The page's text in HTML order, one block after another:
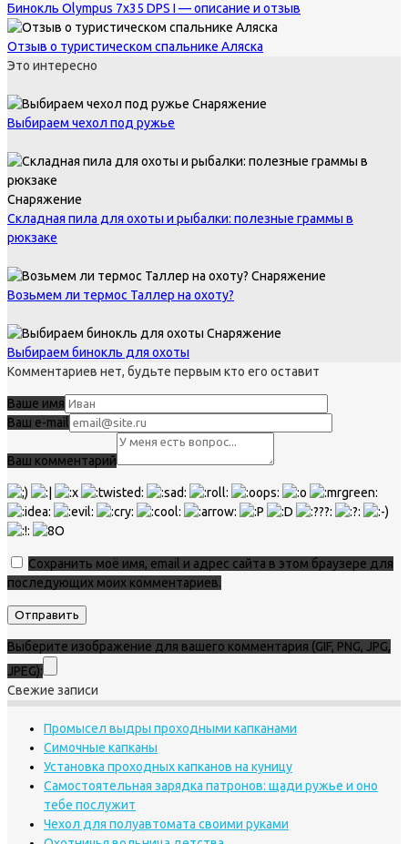
Бинокль Olympus 7х35 DPS I — описание и отзыв
Отзыв о туристическом спальнике Аляска
Это интересно
Снаряжение
Выбираем чехол под ружье
Снаряжение
Складная пила для охоты и рыбалки: полезные граммы в
рюкзаке
Снаряжение
Возьмем ли термос Таллер на охоту?
Снаряжение
Выбираем бинокль для охоты
Комментариев нет, будьте первым кто его оставит
Ваше имя
Ваш e-mail
Ваш комментарий
Сохранить моё имя, email и адрес сайта в этом браузере для
последующих моих комментариев.
Выберите изображение для вашего комментария (GIF, PNG, JPG,
JPEG):
Свежие записи
Промысел выдры проходными капканами
Симочные капканы
Установка проходных капканов на куницу
Самостоятельная зарядка патронов: щади ружье и оно
тебе послужит
Чехол для полуавтомата своими руками